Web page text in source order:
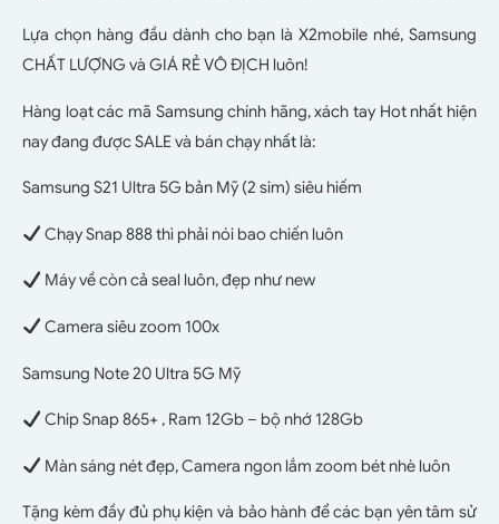
Lựa chọn hàng đầu dành cho bạn là X2mobile nhé, Samsung
CHẤT LƯỢNG và GIÁ RẺ VÔ ĐỊCH luôn!
Hàng loạt các mã Samsung chính hãng, xách tay Hot nhất hiện
nay đang được SALE và bán chạy nhất là:
Samsung S21 Ultra 5G bản Mỹ (2 sim) siêu hiếm
Chạy Snap 888 thì phải nói bao chiến luôn
Máy về còn cả seal luôn, đẹp như new
Camera siêu zoom 100x
Samsung Note 20 Ultra 5G Mỹ
Chip Snap 865+ , Ram 12Gb – bộ nhớ 128Gb
Màn sáng nét đẹp, Camera ngon lắm zoom bét nhè luôn
Tặng kèm đầy đủ phụ kiện và bảo hành để các bạn yên tâm sử